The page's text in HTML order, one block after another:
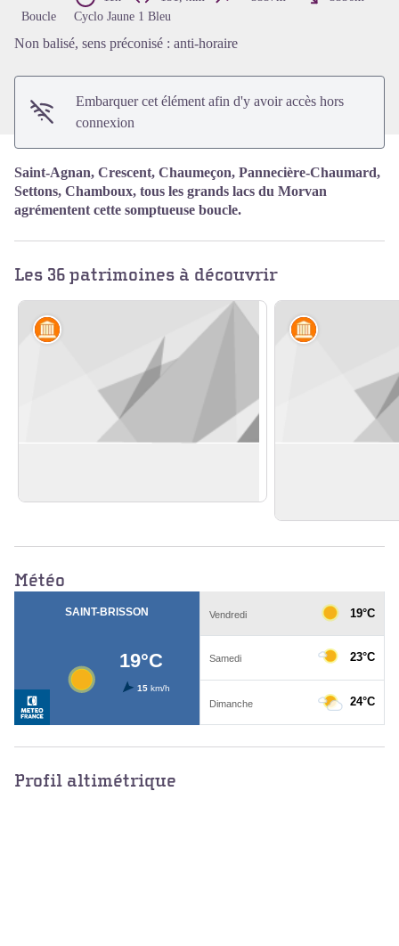
Boucle
Cyclo Jaune 1 Bleu
Non balisé, sens préconisé : anti-horaire
Embarquer cet élément afin d'y avoir accès hors
connexion
Saint-Agnan, Crescent, Chaumeçon, Pannecière-Chaumard,
Settons, Chamboux, tous les grands lacs du Morvan
agrémentent cette somptueuse boucle.
Les 36 patrimoines à découvrir
Voir l'image en plein écran
Artisanat et industrie Artisanat et
Météo
Profil altimétrique